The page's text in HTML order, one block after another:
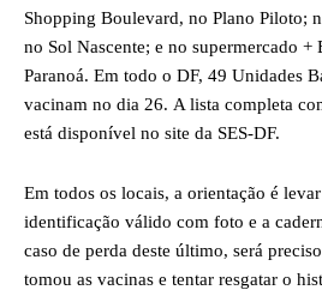
Shopping Boulevard, no Plano Piloto;
no Sol Nascente; e no supermercado +
Paranoá. Em todo o DF, 49 Unidades
vacinam no dia 26. A lista completa
está disponível no site da SES-DF.
Em todos os locais, a orientação é
identificação válido com foto e a
caso de perda deste último, será
tomou as vacinas e tentar resgatar o